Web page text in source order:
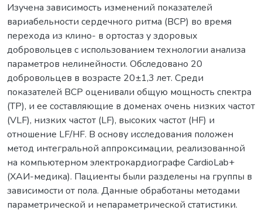
Изучена зависимость изменений показателей
вариабельности сердечного ритма (ВСР) во время
перехода из клино- в ортостаз у здоровых
добровольцев с использованием технологии анализа
параметров нелинейности. Обследовано 20
добровольцев в возрасте 20±1,3 лет. Среди
показателей ВСР оценивали общую мощность спектра
(ТР), и ее составляющие в доменах очень низких частот
(VLF), низких частот (LF), высоких частот (HF) и
отношение LF/HF. В основу исследования положен
метод интегральной аппроксимации, реализованной
на компьютерном электрокардиографе CardioLab+
(ХАИ-медика). Пациенты были разделены на группы в
зависимости от пола. Данные обработаны методами
параметрической и непараметрической статистики.